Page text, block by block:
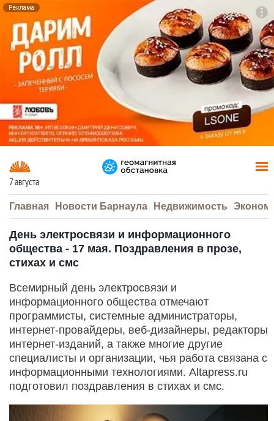
Реклама
7 августа
Главная Новости Барнаула Недвижимость
День электросвязи и информационного
общества - 17 мая. Поздравления в прозе,
стихах и смс
Всемирный день электросвязи и
информационного общества отмечают
программисты, системные администраторы,
интернет-провайдеры, веб-дизайнеры, редакторы
интернет-изданий, а также многие другие
специалисты и организации, чья работа связана с
информационными технологиями. Altapress.ru
подготовил поздравления в стихах и смс.